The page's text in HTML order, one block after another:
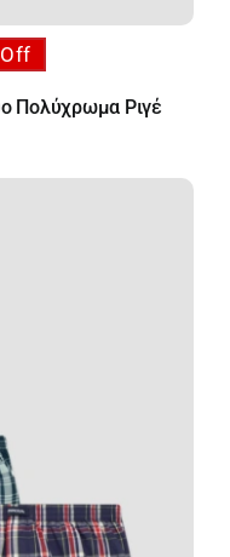
Πολύχρωμα Ριγέ